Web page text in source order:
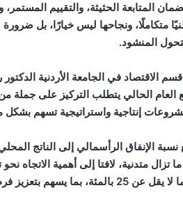
المتابعة الحثيثة، والتقييم
متكاملًا، ونجاحها ليس خيارًا، بل
المنشود.
الاقتصاد في الجامعة الأردنية
الحالي يتطلب التركيز على جملة من
إنتاجية واستراتيجية تسهم
ما تزال متدنية، لافتا إلى أهمية
المحافظات إلى ما لا يقل عن 25